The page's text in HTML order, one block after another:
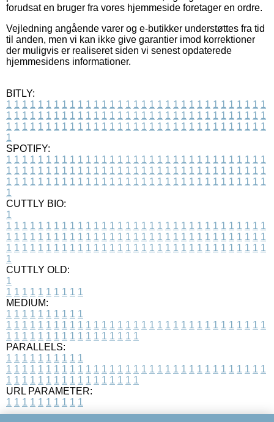
forudsat en bruger fra vores hjemmeside foretager en ordre.
Vejledning angående varer og e-butikker understøttes fra tid
til anden, men vi kan ikke give garantier imod korrektioner
der muligvis er realiseret siden vi senest opdaterede
hjemmesidens informationer.
BITLY:
1 1 1 1 1 1 1 1 1 1 1 1 1 1 1 1 1 1 1 1 1 1 1 1 1 1 1 1 1 1 1 1 1
1 1 1 1 1 1 1 1 1 1 1 1 1 1 1 1 1 1 1 1 1 1 1 1 1 1 1 1 1 1 1 1 1
1 1 1 1 1 1 1 1 1 1 1 1 1 1 1 1 1 1 1 1 1 1 1 1 1 1 1 1 1 1 1 1 1
1
SPOTIFY:
1 1 1 1 1 1 1 1 1 1 1 1 1 1 1 1 1 1 1 1 1 1 1 1 1 1 1 1 1 1 1 1 1
1 1 1 1 1 1 1 1 1 1 1 1 1 1 1 1 1 1 1 1 1 1 1 1 1 1 1 1 1 1 1 1 1
1 1 1 1 1 1 1 1 1 1 1 1 1 1 1 1 1 1 1 1 1 1 1 1 1 1 1 1 1 1 1 1 1
1
CUTTLY BIO:
1
1 1 1 1 1 1 1 1 1 1 1 1 1 1 1 1 1 1 1 1 1 1 1 1 1 1 1 1 1 1 1 1 1
1 1 1 1 1 1 1 1 1 1 1 1 1 1 1 1 1 1 1 1 1 1 1 1 1 1 1 1 1 1 1 1 1
1 1 1 1 1 1 1 1 1 1 1 1 1 1 1 1 1 1 1 1 1 1 1 1 1 1 1 1 1 1 1 1 1
1
CUTTLY OLD:
1
1 1 1 1 1 1 1 1 1 1
MEDIUM:
1 1 1 1 1 1 1 1 1 1
1 1 1 1 1 1 1 1 1 1 1 1 1 1 1 1 1 1 1 1 1 1 1 1 1 1 1 1 1 1 1 1 1
1 1 1 1 1 1 1 1 1 1 1 1 1 1 1 1 1
PARALLELS:
1 1 1 1 1 1 1 1 1 1
1 1 1 1 1 1 1 1 1 1 1 1 1 1 1 1 1 1 1 1 1 1 1 1 1 1 1 1 1 1 1 1 1
1 1 1 1 1 1 1 1 1 1 1 1 1 1 1 1 1
URL PARAMETER:
1 1 1 1 1 1 1 1 1 1